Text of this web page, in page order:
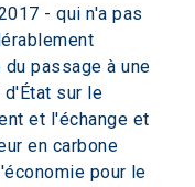
- qui n'a pas
passage à une
d'État sur le
et l'échange et
en carbone
pour le